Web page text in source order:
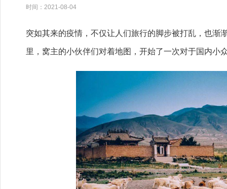
时间： 2021-08-04
突如其来的疫情，不仅让人们旅行的脚步被打乱，也渐
里，窝主的小伙伴们对着地图，开始了一次对于国内小